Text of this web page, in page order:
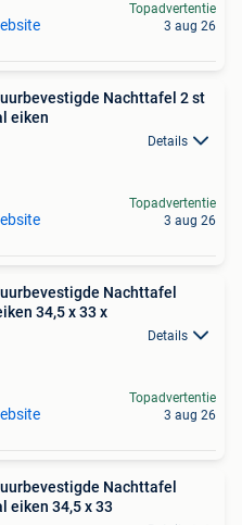
Topadvertentie
3 aug 26
Nachttafel 2 st
eiken
Details
Topadvertentie
3 aug 26
Nachttafel
34,5 x 33 x
Details
Topadvertentie
3 aug 26
Nachttafel
eiken 34,5 x 33